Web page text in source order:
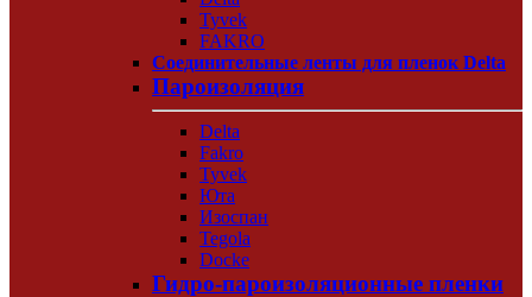
Tyvek
FAKRO
Соединительные ленты для пленок Delta
Пароизоляция
Delta
Fakro
Tyvek
Юта
Изоспан
Tegola
Docke
Гидро-пароизоляционные пленки